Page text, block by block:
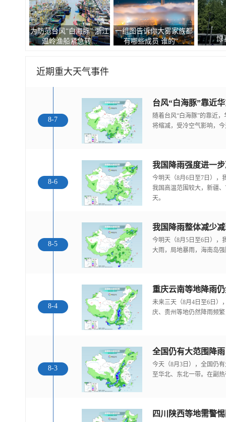
为防范台风“白海豚” 浙江
温岭渔船紧急转...
一组图告诉你大雾家族都
有哪些成员 谁的“...
惊
近期重大天气事件
8-7
随着台风“白海豚”的靠近
将缩减，受冷空气影响，
8-6
今明天（8月6日至7日），
我国高温范围较大，新疆
天。
8-5
我国降雨整体减少
今明天（8月5日至6日），
大雨，局地暴雨，海南岛
8-4
重庆云南等地降雨
未来三天（8月4日至6日）
庆、贵州等地仍然降雨频
8-3
全国仍有大范围降
今天（8月3日），全国仍
至华北、东北一带。在副